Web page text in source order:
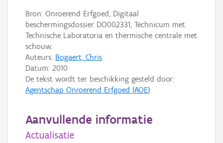
Bron: Onroerend Erfgoed, Digitaal
beschermingsdossier DO002331, Technicum met
Technische Laboratoria en thermische centrale met
schouw.
Auteurs: Bogaert, Chris
Datum: 2010
De tekst wordt ter beschikking gesteld door:
Agentschap Onroerend Erfgoed (AOE)
Aanvullende informatie
Actualisatie